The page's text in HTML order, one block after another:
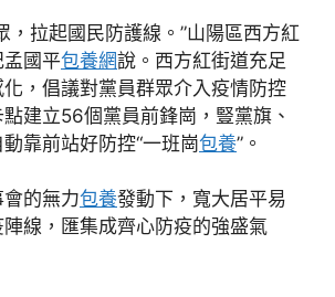
，拉起國民防護線。”山陽區西方紅
國平包養網說。西方紅街道充足
，倡議對黨員群眾介入疫情防控
建立56個黨員前鋒崗，豎黨旗、
靠前站好防控“一班崗包養”。
的無力包養發動下，寬大居平易
線，匯集成齊心防疫的強盛氣